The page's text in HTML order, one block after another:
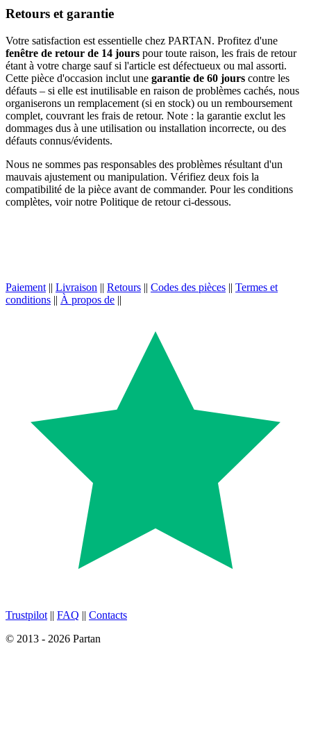
Retours et garantie
Votre satisfaction est essentielle chez PARTAN. Profitez d'une
fenêtre de retour de 14 jours pour toute raison, les frais de retour
étant à votre charge sauf si l'article est défectueux ou mal assorti.
Cette pièce d'occasion inclut une garantie de 60 jours contre les
défauts – si elle est inutilisable en raison de problèmes cachés, nous
organiserons un remplacement (si en stock) ou un remboursement
complet, couvrant les frais de retour. Note : la garantie exclut les
dommages dus à une utilisation ou installation incorrecte, ou des
défauts connus/évidents.
Nous ne sommes pas responsables des problèmes résultant d'un
mauvais ajustement ou manipulation. Vérifiez deux fois la
compatibilité de la pièce avant de commander. Pour les conditions
complètes, voir notre Politique de retour ci-dessous.
Paiement || Livraison || Retours || Codes des pièces || Termes et
conditions || À propos de ||
Trustpilot || FAQ || Contacts
© 2013 - 2026 Partan